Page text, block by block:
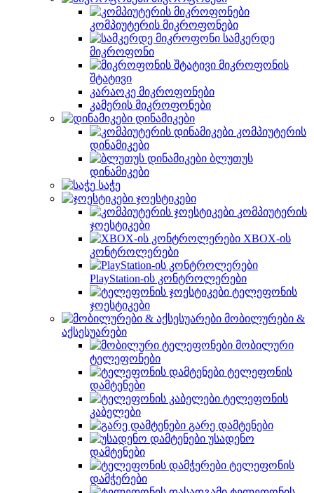
კომპიუტერის მიკროფონები
სამკერდე
მიკროფონი
მიკროფონის
შტატივი
კარაოკე მიკროფონები
კამერის მიკროფონები
დინამიკები
კომპიუტერის
დინამიკები
ბლუთუს
დინამიკები
საჭე
ჯოესტიკები
კომპიუტერის
ჯოესტიკები
XBOX-ის
კონტროლერები
PlayStation-ის კონტროლერები
ტელეფონის
ჯოესტიკები
მობილურები &
აქსესუარები
მობილური
ტელეფონები
ტელეფონის
დამტენები
ტელეფონის
კაბელები
გარე დამტენები
უსადენო
დამტენები
ტელეფონის
დამჭერები